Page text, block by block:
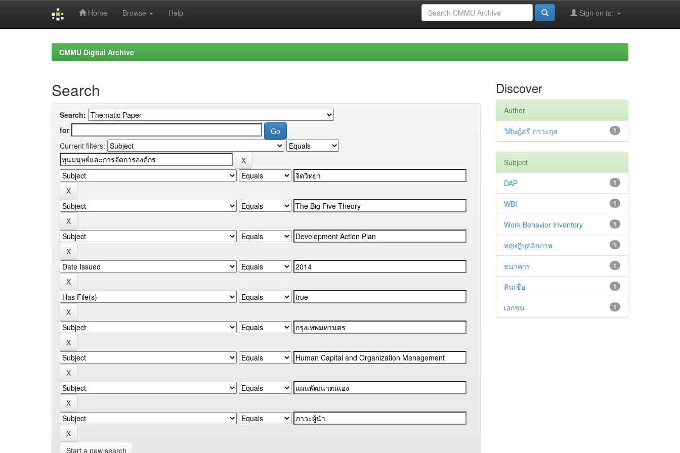
Home Browse Help Sign on to:
CMMU Digital Archive
Search
Search:
for
Current filters:
Start a new search
Discover
Author
1
วิศิษฎ์สรี ภาวะกุล
Subject
1
DAP
1
WBI
1
Work Behavior Inventory
1
ทฤษฎีบุคลิกภาพ
1
ธนาคาร
1
สินเชื่อ
1
เอกชน